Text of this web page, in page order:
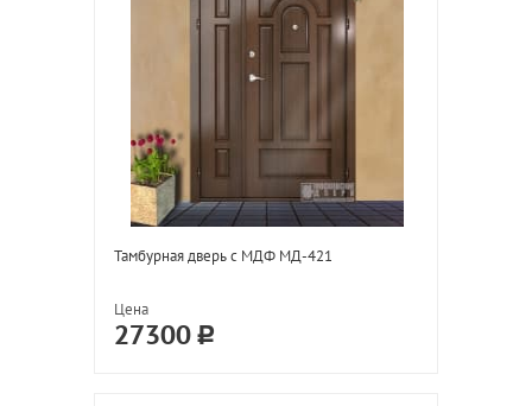
Тамбурная дверь с МДФ МД-421
Цена
27300